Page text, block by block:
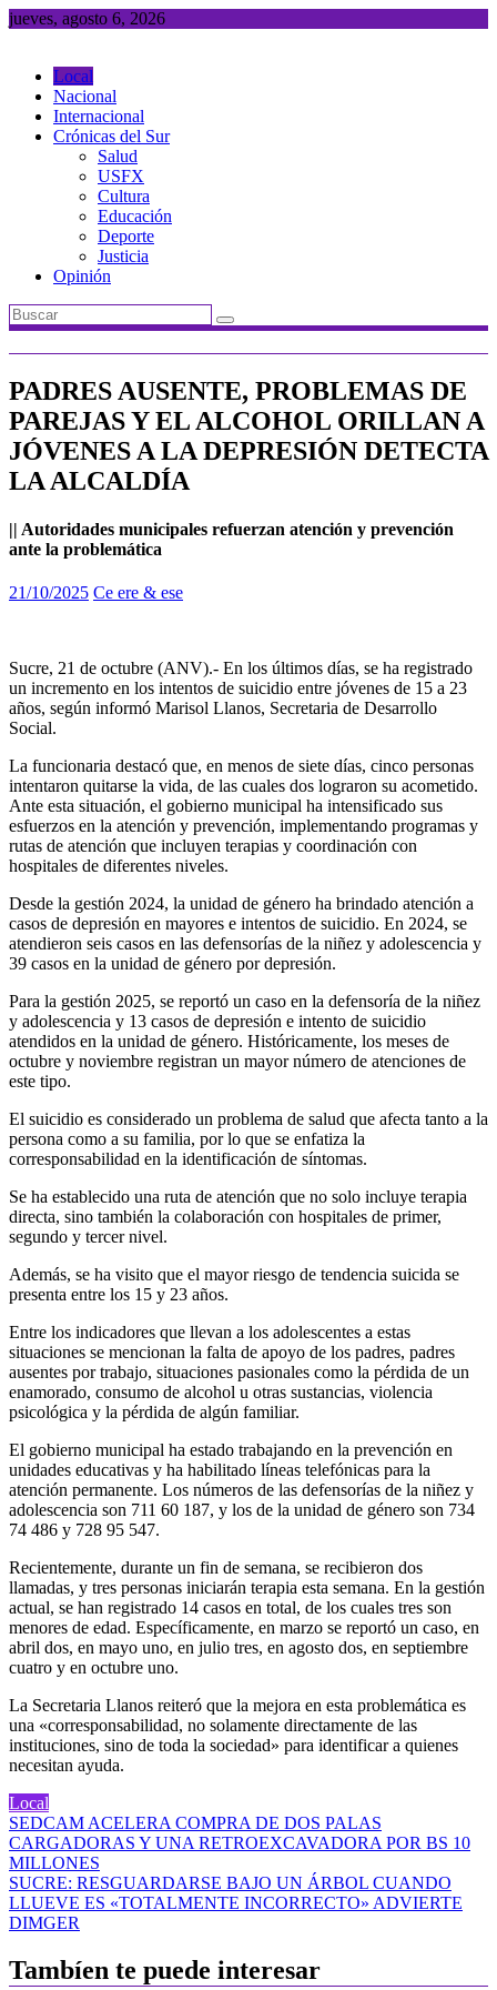
Saltar
jueves, agosto 6, 2026
Local
Nacional
Internacional
Crónicas del Sur
Salud
USFX
Cultura
Educación
Deporte
Justicia
Opinión
PADRES AUSENTE, PROBLEMAS DE
PAREJAS Y EL ALCOHOL ORILLAN A
JÓVENES A LA DEPRESIÓN DETECTA
LA ALCALDÍA
|| Autoridades municipales refuerzan atención y prevención
ante la problemática
21/10/2025 Ce ere & ese
Sucre, 21 de octubre (ANV).- En los últimos días, se ha registrado
un incremento en los intentos de suicidio entre jóvenes de 15 a 23
años, según informó Marisol Llanos, Secretaria de Desarrollo
Social.
La funcionaria destacó que, en menos de siete días, cinco personas
intentaron quitarse la vida, de las cuales dos lograron su acometido.
Ante esta situación, el gobierno municipal ha intensificado sus
esfuerzos en la atención y prevención, implementando programas y
rutas de atención que incluyen terapias y coordinación con
hospitales de diferentes niveles.
Desde la gestión 2024, la unidad de género ha brindado atención a
casos de depresión en mayores e intentos de suicidio. En 2024, se
atendieron seis casos en las defensorías de la niñez y adolescencia y
39 casos en la unidad de género por depresión.
Para la gestión 2025, se reportó un caso en la defensoría de la niñez
y adolescencia y 13 casos de depresión e intento de suicidio
atendidos en la unidad de género. Históricamente, los meses de
octubre y noviembre registran un mayor número de atenciones de
este tipo.
El suicidio es considerado un problema de salud que afecta tanto a la
persona como a su familia, por lo que se enfatiza la
corresponsabilidad en la identificación de síntomas.
Se ha establecido una ruta de atención que no solo incluye terapia
directa, sino también la colaboración con hospitales de primer,
segundo y tercer nivel.
Además, se ha visito que el mayor riesgo de tendencia suicida se
presenta entre los 15 y 23 años.
Entre los indicadores que llevan a los adolescentes a estas
situaciones se mencionan la falta de apoyo de los padres, padres
ausentes por trabajo, situaciones pasionales como la pérdida de un
enamorado, consumo de alcohol u otras sustancias, violencia
psicológica y la pérdida de algún familiar.
El gobierno municipal ha estado trabajando en la prevención en
unidades educativas y ha habilitado líneas telefónicas para la
atención permanente. Los números de las defensorías de la niñez y
adolescencia son 711 60 187, y los de la unidad de género son 734
74 486 y 728 95 547.
Recientemente, durante un fin de semana, se recibieron dos
llamadas, y tres personas iniciarán terapia esta semana. En la gestión
actual, se han registrado 14 casos en total, de los cuales tres son
menores de edad. Específicamente, en marzo se reportó un caso, en
abril dos, en mayo uno, en julio tres, en agosto dos, en septiembre
cuatro y en octubre uno.
La Secretaria Llanos reiteró que la mejora en esta problemática es
una «corresponsabilidad, no solamente directamente de las
instituciones, sino de toda la sociedad» para identificar a quienes
necesitan ayuda.
Local
Navegación
de
entradas
SEDCAM ACELERA COMPRA DE DOS PALAS
CARGADORAS Y UNA RETROEXCAVADORA POR BS 10
MILLONES
SUCRE: RESGUARDARSE BAJO UN ÁRBOL CUANDO
LLUEVE ES «TOTALMENTE INCORRECTO» ADVIERTE
DIMGER
Tambíen te puede interesar